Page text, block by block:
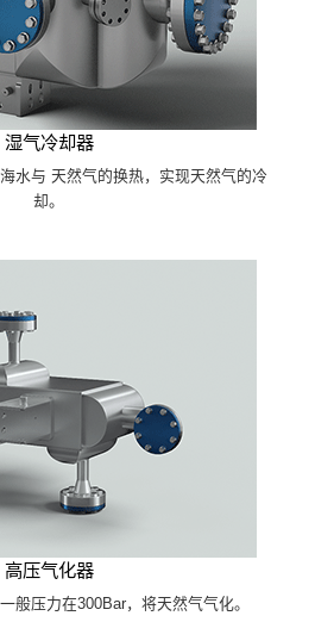
湿气冷却器
水与 天然气的换热，实现天然气的冷
却。
高压气化器
般压力在300Bar，将天然气气化。